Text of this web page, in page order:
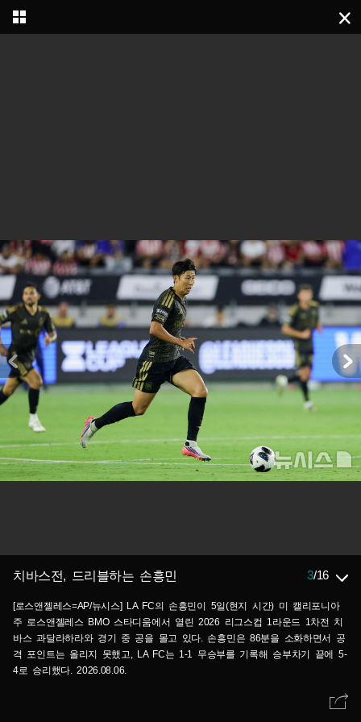
치바스전, 드리블하는 손흥민 3/16
[로스앤젤레스=AP/뉴시스] LA FC의 손흥민이 5일(현지 시간) 미 캘리포니아
주 로스앤젤레스 BMO 스타디움에서 열린 2026 리그스컵 1라운드 1차전 치
바스 과달라하라와 경기 중 공을 몰고 있다. 손흥민은 86분을 소화하면서 공
격 포인트는 올리지 못했고, LA FC는 1-1 무승부를 기록해 승부차기 끝에 5-
4로 승리했다. 2026.08.06.